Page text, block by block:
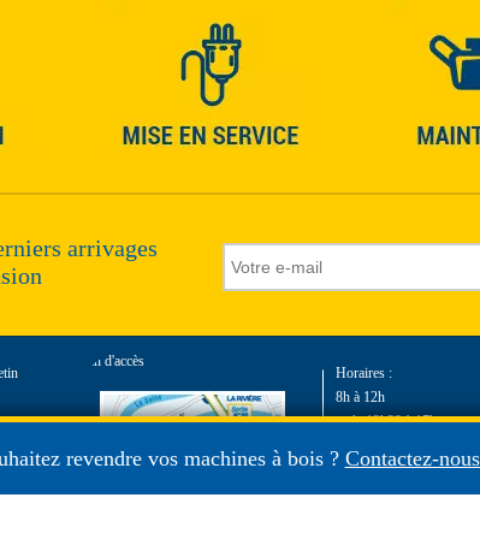
revendre vos machines à bois ? Contactez-
arrivages
Plan d'accès
Horaires :
8h à 12h
et de 13h30 à 17h